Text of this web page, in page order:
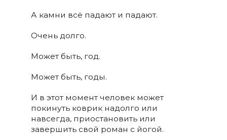
А камни всё падают и падают.
Очень долго.
Может быть, год.
Может быть, годы.
И в этот момент человек может
покинуть коврик надолго или
навсегда, приостановить или
завершить свой роман с йогой.